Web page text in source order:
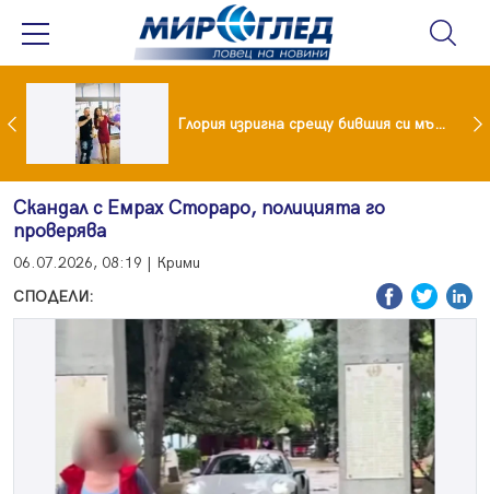
Мария и майка си построиха къща от 8000 стъклени бутилки Глория изригна срещу бившия си мъж: Беше със 120-килограмова жена! Искаше бърза печалба...
Скандал с Емрах Стораро, полицията го
проверява
06.07.2026, 08:19 | Крими
СПОДЕЛИ: